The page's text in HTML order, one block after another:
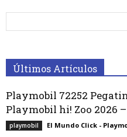
Últimos Artículos
Playmobil 72252
Playmobil hi! Zoo 2026
playmobil El Mundo Click -